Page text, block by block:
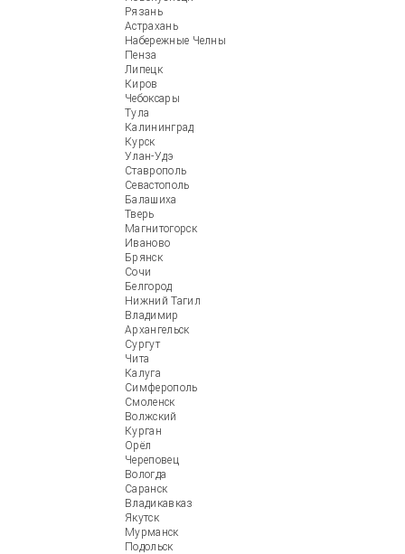
Рязань
Астрахань
Набережные Челны
Пенза
Липецк
Киров
Чебоксары
Тула
Калининград
Курск
Улан-Удэ
Ставрополь
Севастополь
Балашиха
Тверь
Магнитогорск
Иваново
Брянск
Сочи
Белгород
Нижний Тагил
Владимир
Архангельск
Сургут
Чита
Калуга
Симферополь
Смоленск
Волжский
Курган
Орёл
Череповец
Вологда
Саранск
Владикавказ
Якутск
Мурманск
Подольск